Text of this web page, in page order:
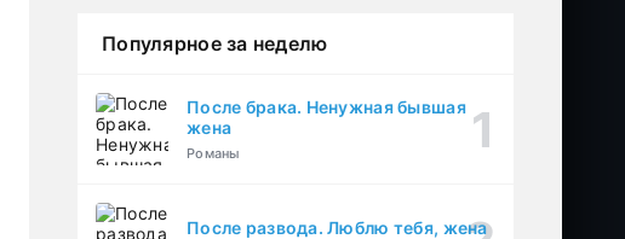
Популярное за неделю
После брака. Ненужная бывшая
жена
Романы
После развода. Люблю тебя, жена